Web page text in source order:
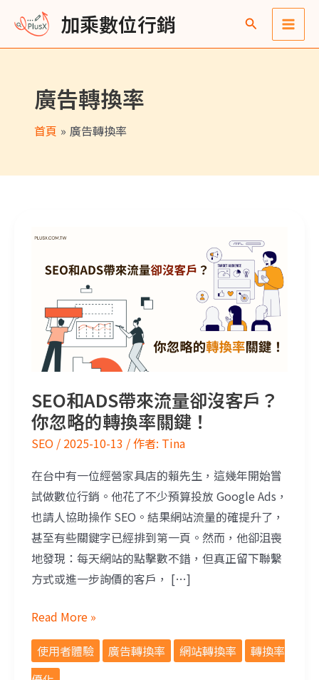
主
加乘數位行銷
Main
廣告轉換率
首頁 廣告轉換率
SEO和ADS帶來流量卻沒客戶？
你忽略的轉換率關鍵！
SEO / 2025-10-13 / 作者: Tina
在台中有一位經營家具店的賴先生，這幾年開始嘗
試做數位行銷。他花了不少預算投放 Google Ads，
也請人協助操作 SEO。結果網站流量的確提升了，
甚至有些關鍵字已經排到第一頁。然而，他卻沮喪
地發現：每天網站的點擊數不錯，但真正留下聯繫
方式或進一步詢價的客戶， […]
Read More »
使用者體驗
廣告轉換率 網站轉換率
轉換率
彙